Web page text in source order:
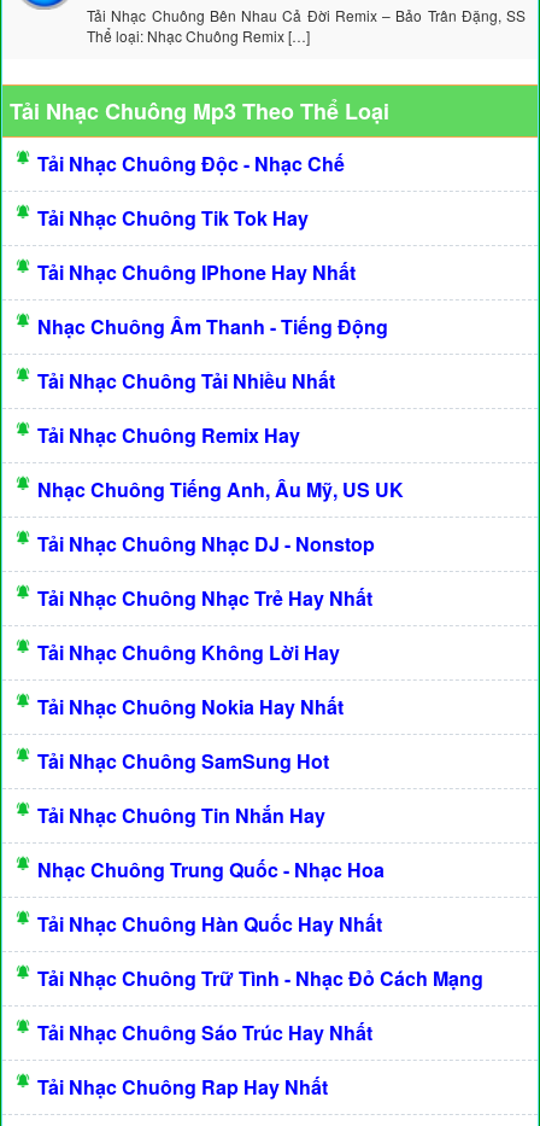
Tải Nhạc Chuông Bên Nhau Cả Đời Remix – Bảo Trân Đặng, SS
Thể loại: Nhạc Chuông Remix […]
Tải Nhạc Chuông Mp3 Theo Thể Loại
Tải Nhạc Chuông Độc - Nhạc Chế
Tải Nhạc Chuông Tik Tok Hay
Tải Nhạc Chuông IPhone Hay Nhất
Nhạc Chuông Âm Thanh - Tiếng Động
Tải Nhạc Chuông Tải Nhiều Nhất
Tải Nhạc Chuông Remix Hay
Nhạc Chuông Tiếng Anh, Âu Mỹ, US UK
Tải Nhạc Chuông Nhạc DJ - Nonstop
Tải Nhạc Chuông Nhạc Trẻ Hay Nhất
Tải Nhạc Chuông Không Lời Hay
Tải Nhạc Chuông Nokia Hay Nhất
Tải Nhạc Chuông SamSung Hot
Tải Nhạc Chuông Tin Nhắn Hay
Nhạc Chuông Trung Quốc - Nhạc Hoa
Tải Nhạc Chuông Hàn Quốc Hay Nhất
Tải Nhạc Chuông Trữ Tình - Nhạc Đỏ Cách Mạng
Tải Nhạc Chuông Sáo Trúc Hay Nhất
Tải Nhạc Chuông Rap Hay Nhất